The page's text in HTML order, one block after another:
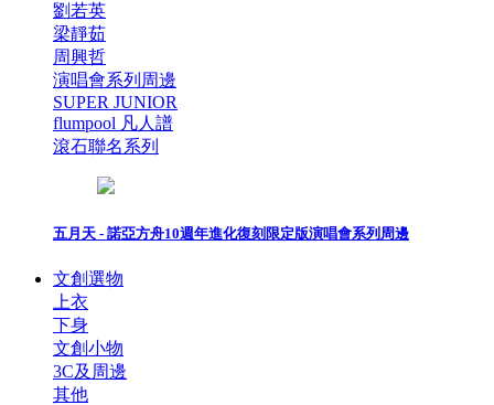
劉若英
梁靜茹
周興哲
演唱會系列周邊
SUPER JUNIOR
flumpool 凡人譜
滾石聯名系列
五月天 - 諾亞方舟10週年進化復刻限定版演唱會系列周邊
文創選物
上衣
下身
文創小物
3C及周邊
其他